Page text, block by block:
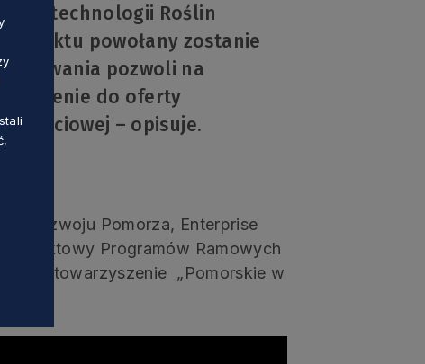
i Biotechnologii Roślin
projektu powołany zostanie
pozwoli na
do oferty
płciowej – opisuje.
Rozwoju Pomorza, Enterprise
Programów Ramowych
Stowarzyszenie „Pomorskie w